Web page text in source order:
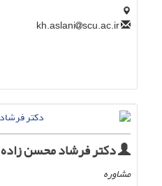
scu.ac.ir
دکتر فرشاد محسن زاده
مشاوره